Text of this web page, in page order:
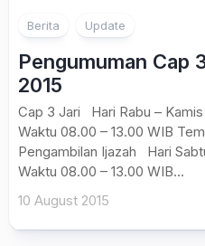
Berita Update
Pengumuman Cap
2015
Cap 3 Jari Hari Rabu – Kamis
Waktu 08.00 – 13.00 WIB
Pengambilan Ijazah Hari
Waktu 08.00 – 13.00 WIB...
10 August 2015